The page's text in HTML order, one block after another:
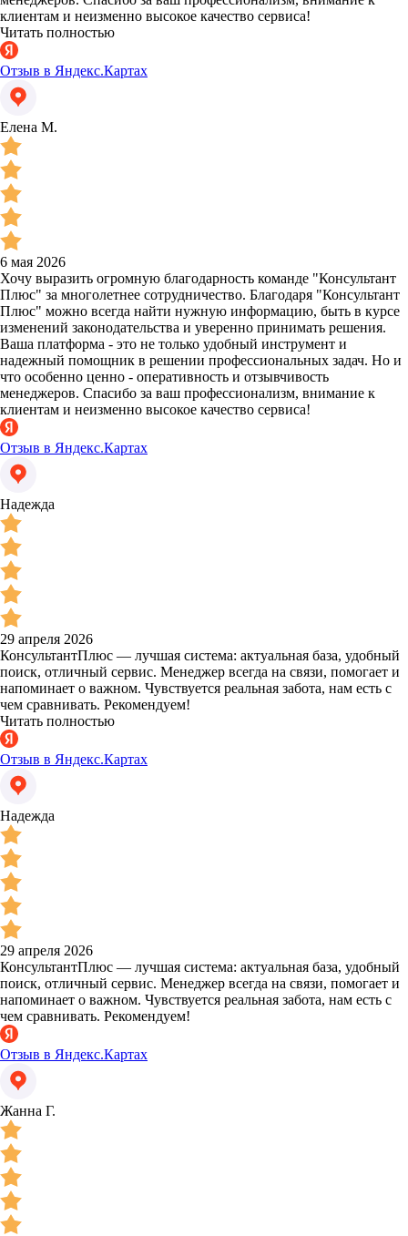
клиентам и неизменно высокое качество сервиса!
Читать полностью
Отзыв в Яндекс.Картах
Елена М.
6 мая 2026
Хочу выразить огромную благодарность команде "Консультант
Плюс" за многолетнее сотрудничество. Благодаря "Консультант
Плюс" можно всегда найти нужную информацию, быть в курсе
изменений законодательства и уверенно принимать решения.
Ваша платформа - это не только удобный инструмент и
надежный помощник в решении профессиональных задач. Но и
что особенно ценно - оперативность и отзывчивость
менеджеров. Спасибо за ваш профессионализм, внимание к
клиентам и неизменно высокое качество сервиса!
Отзыв в Яндекс.Картах
Надежда
29 апреля 2026
КонсультантПлюс — лучшая система: актуальная база, удобный
поиск, отличный сервис. Менеджер всегда на связи, помогает и
напоминает о важном. Чувствуется реальная забота, нам есть с
чем сравнивать. Рекомендуем!
Читать полностью
Отзыв в Яндекс.Картах
Надежда
29 апреля 2026
КонсультантПлюс — лучшая система: актуальная база, удобный
поиск, отличный сервис. Менеджер всегда на связи, помогает и
напоминает о важном. Чувствуется реальная забота, нам есть с
чем сравнивать. Рекомендуем!
Отзыв в Яндекс.Картах
Жанна Г.